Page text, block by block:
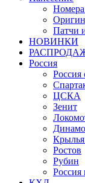
Патчи
НОВИНКИ
Россия
Россия
ЦСКА
Зенит
Ростов
Рубин
Россия